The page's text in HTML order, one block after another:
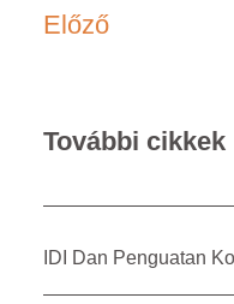
Előző
További cikkek
IDI Dan Penguatan